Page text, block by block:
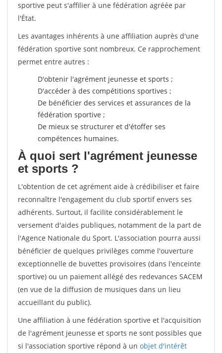
sportive peut s'affilier à une fédération agréée par
l'État.
Les avantages inhérents à une affiliation auprès d'une
fédération sportive sont nombreux. Ce rapprochement
permet entre autres :
D'obtenir l'agrément jeunesse et sports ;
D'accéder à des compétitions sportives ;
De bénéficier des services et assurances de la
fédération sportive ;
De mieux se structurer et d'étoffer ses
compétences humaines.
À quoi sert l'agrément jeunesse
et sports ?
L'obtention de cet agrément aide à crédibiliser et faire
reconnaître l'engagement du club sportif envers ses
adhérents. Surtout, il facilite considérablement le
versement d'aides publiques, notamment de la part de
l'Agence Nationale du Sport. L'association pourra aussi
bénéficier de quelques privilèges comme l'ouverture
exceptionnelle de buvettes provisoires (dans l'enceinte
sportive) ou un paiement allégé des redevances SACEM
(en vue de la diffusion de musiques dans un lieu
accueillant du public).
Une affiliation à une fédération sportive et l'acquisition
de l'agrément jeunesse et sports ne sont possibles que
si l'association sportive répond à un objet d'intérêt